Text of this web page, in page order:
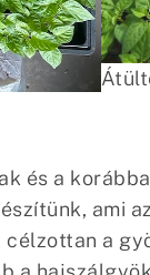
és a
ami
a